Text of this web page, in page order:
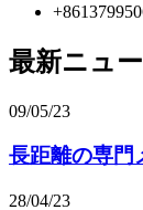
最新ニュ
09/05/23
長距離の専門
28/04/23